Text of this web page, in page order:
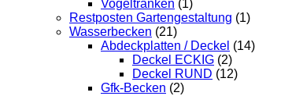
Vogeltränken (1)
Restposten Gartengestaltung (1)
Wasserbecken (21)
Abdeckplatten / Deckel (14)
Deckel ECKIG (2)
Deckel RUND (12)
Gfk-Becken (2)